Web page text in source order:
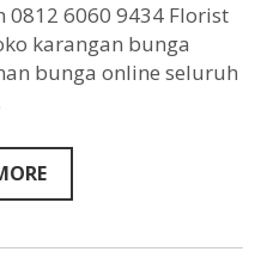
0812
9434
6060 9434 Florist
karangan bunga
bunga online seluruh